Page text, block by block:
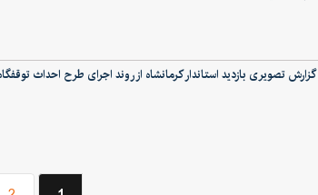
گزارش تصویری بازدید استاندار کرمانشاه از روند اجرای طرح احداث